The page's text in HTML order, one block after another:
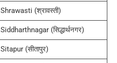
Shrawasti (श्रावस्ती)
Siddharthnagar (सिद्धार्थनगर)
Sitapur (सीतापुर)